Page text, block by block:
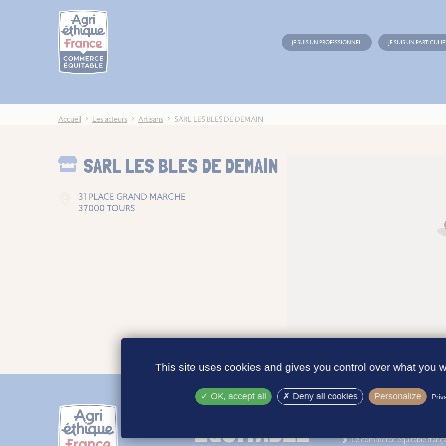
JE SUIS UN PROFESSIONNEL JE SUIS UN
Accueil Les acteurs Artisans SARL LES BLES DE DEMAIN
SARL LES BLES DE DEMAIN
31 PLACE GRAND MARCHE
37000 TOURS
Le commerce équitable
This site uses cookies and gives you control over what you
OK, accept all Deny all cookies Personalize